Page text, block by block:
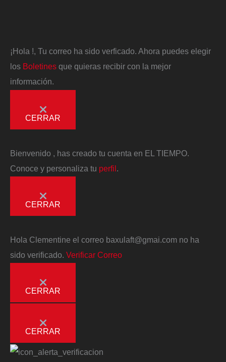
¡Hola !, Tu correo ha sido verficado. Ahora puedes elegir
los Boletines que quieras recibir con la mejor
información.
CERRAR
Bienvenido
, has creado tu cuenta en EL TIEMPO.
Conoce y personaliza tu perfil
CERRAR
Hola Clementine el correo baxulaft@gmai.com no ha
sido verificado. Verificar Correo
CERRAR
CERRAR